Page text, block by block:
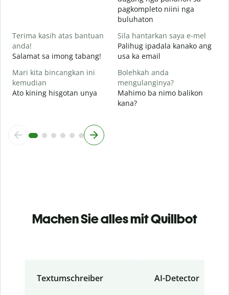
pagkompleto niini nga
buluhaton
Terima kasih atas bantuan
anda!
Salamat sa imong tabang!
Sila hantarkan saya e-mel
Palihug ipadala kanako ang
usa ka email
Mari kita bincangkan ini
kemudian
Ato kining hisgotan unya
Bolehkah anda
mengulanginya?
Mahimo ba nimo balikon
kana?
Machen Sie alles mit Quillbot
Textumschreiber AI-Detector